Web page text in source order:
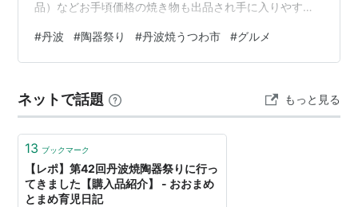
品）などお手頃価格の焼き物も出品され手に入りやすく
ー！ 道中～表六甲・裏六甲～ 神戸大学の所からどんどん
進み六甲山へ 普通はこんな感じで直進していく が、これ
ネルがあって山を突っ切る事が出来る 折角だから山道を
使用してみましょ、とグネグネロードへ いやー…急でク
ネクネですね(笑) 当然ス…
#丹波 #陶器祭り #丹波焼うつわ市 #グルメ
ネットで話題 もっと見る
13 ブックマーク
【レポ】第42回丹波焼陶器祭りに行っ
てきました【購入品紹介】 - おおまめ
とまめ育児日記